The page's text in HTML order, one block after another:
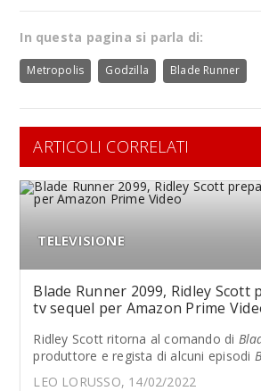
In questa pagina si parla di:
Metropolis Godzilla Blade Runner
ARTICOLI CORRELATI
TELEVISIONE
Blade Runner 2099, Ridley Scott
tv sequel per Amazon Prime
Ridley Scott ritorna al comando di
produttore e regista di alcuni episodi
LEO LORUSSO, 14/02/2022